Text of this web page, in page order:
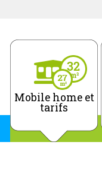
Mobile home et
tarifs